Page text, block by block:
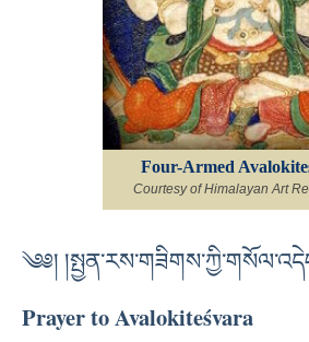
Four-Armed
Courtesy of Himalayan Art
༄༅།
Prayer to Avalokiteśvara